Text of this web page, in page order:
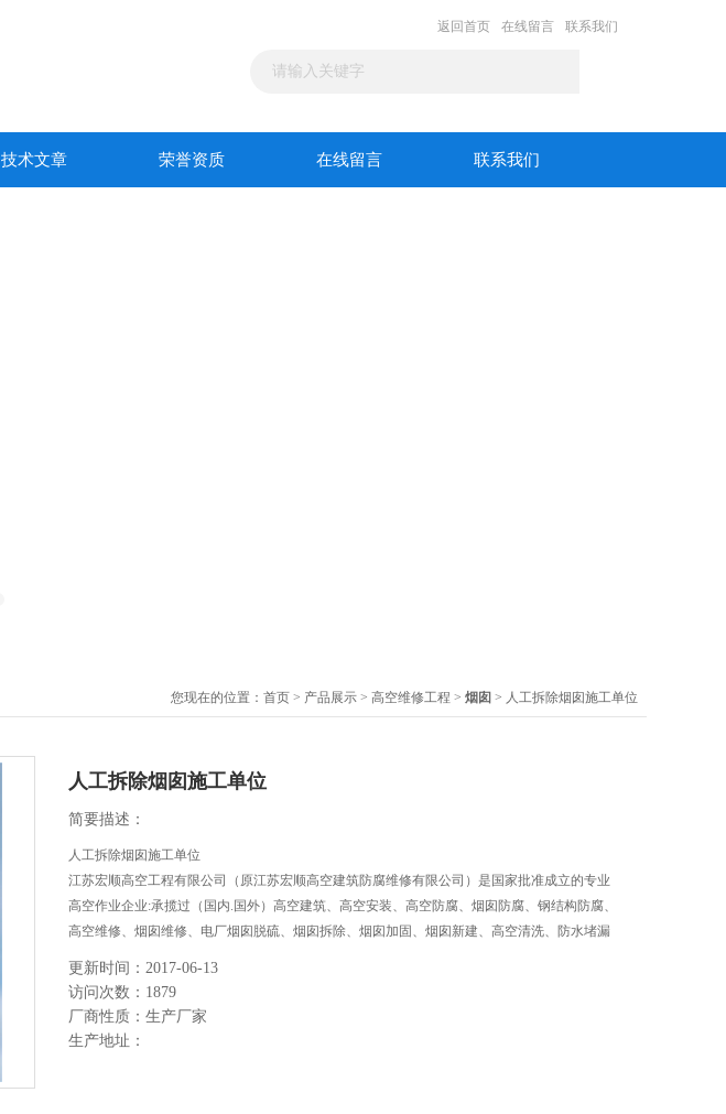
返回首页 在线留言 联系我们
技术文章 荣誉资质 在线留言 联系我们
您现在的位置： 首页 > 产品展示 > 高空维修工程 > 烟囱 > 人工拆除烟囱施工单位
人工拆除烟囱施工单位
简要描述：
人工拆除烟囱施工单位
江苏宏顺高空工程有限公司（原江苏宏顺高空建筑防腐维修有限公司）是国家批准成立的专业
高空作业企业:承揽过（国内.国外）高空建筑、高空安装、高空防腐、烟囱防腐、钢结构防腐、
高空维修、烟囱维修、电厂烟囱脱硫、烟囱拆除、烟囱加固、烟囱新建、高空清洗、防水堵漏
等高空作业工程。
更新时间：2017-06-13
访问次数：1879
厂商性质：生产厂家
生产地址：